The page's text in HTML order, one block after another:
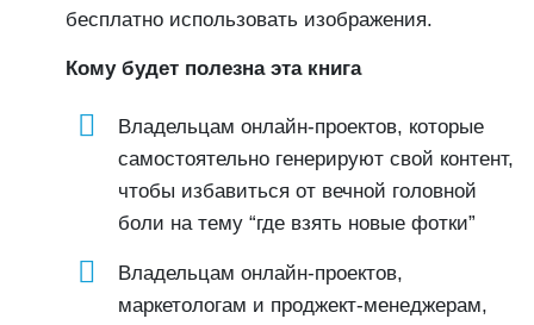
бесплатно использовать изображения.
Кому будет полезна эта книга
Владельцам онлайн-проектов, которые
самостоятельно генерируют свой контент,
чтобы избавиться от вечной головной
боли на тему “где взять новые фотки”
Владельцам онлайн-проектов,
маркетологам и проджект-менеджерам,